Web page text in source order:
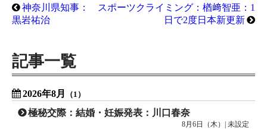
神奈川県知事：
黒岩祐治
スポーツクライミング：楢﨑智亜：1
日で2度日本新更新
記事一覧
2026年8月 （1）
極秘交際：結婚・妊娠発表：川口春奈
8月6日（木）| 未設定